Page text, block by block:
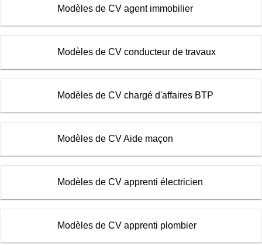
Modèles de CV agent immobilier
Modèles de CV conducteur de travaux
Modèles de CV chargé d'affaires BTP
Modèles de CV Aide maçon
Modèles de CV apprenti électricien
Modèles de CV apprenti plombier